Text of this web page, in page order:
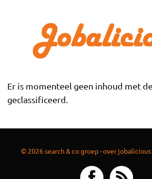
Er is momenteel geen inhoud met
geclassificeerd.
© 2026 search & co groep ·over jobalicious